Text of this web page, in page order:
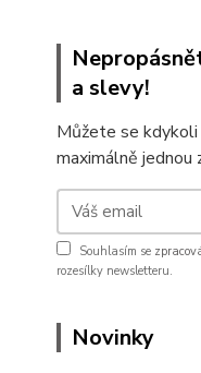
a slevy!
Můžete se
maximálně jednou
Souhlasím se
rozesílky newsletteru.
Novinky